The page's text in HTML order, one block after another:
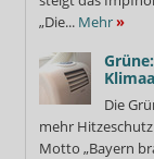
„Die... Mehr»
Die
mehr
Motto „Bayern